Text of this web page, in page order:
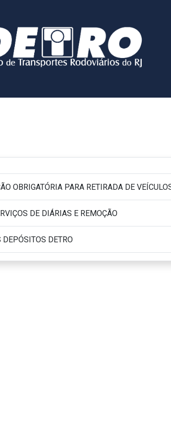
OBRIGATÓRIA PARA RETIRADA DE
DE DIÁRIAS E REMOÇÃO
DEPÓSITOS DETRO